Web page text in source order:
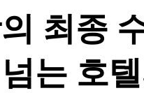
최종
는 호